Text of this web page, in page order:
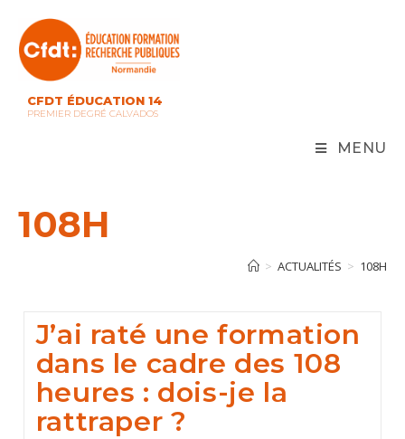
content
CFDT ÉDUCATION 14
PREMIER DEGRÉ CALVADOS
MENU
108H
> ACTUALITÉS > 108H
J’ai raté une formation
dans le cadre des 108
heures : dois-je la
rattraper ?